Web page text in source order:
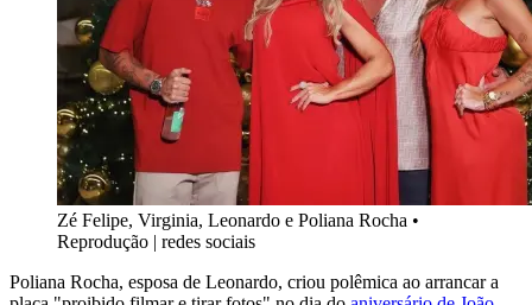
Zé Felipe, Virginia, Leonardo e Poliana Rocha •
Reprodução | redes sociais
Poliana Rocha, esposa de Leonardo, criou polêmica ao arrancar a